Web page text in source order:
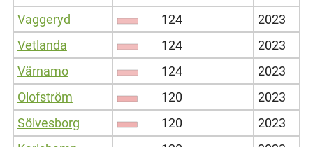
Vaggeryd
124
2023
Vetlanda
124
2023
Värnamo
124
2023
Olofström
120
2023
Sölvesborg
120
2023